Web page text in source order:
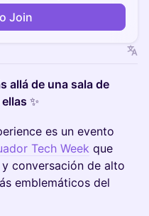
Join
allá de una sala de
✨
es un evento
Tech Week que
conversación de alto
emblemáticos del